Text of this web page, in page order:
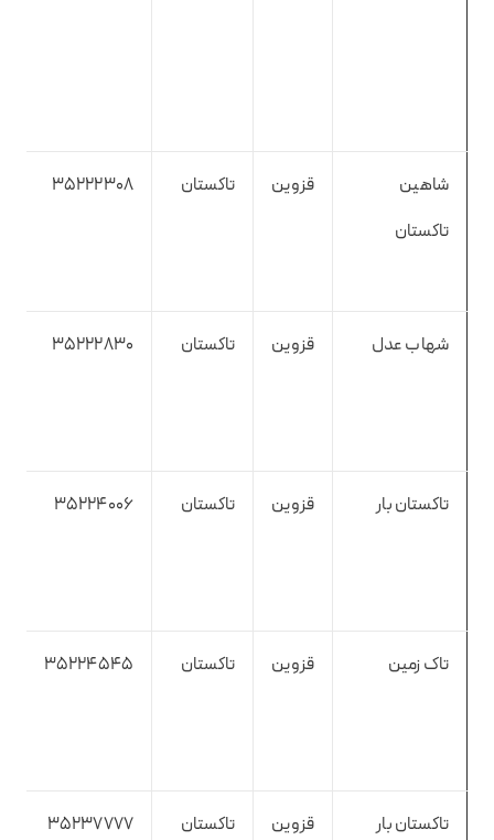
شاهین
تاکستان
قزوین تاکستان 35222308
شهاب عدل قزوین تاکستان 35222830
تاکستان بار قزوین تاکستان 35224006
تاک زمین قزوین تاکستان 35224545
تاکستان بار قزوین تاکستان 35237777